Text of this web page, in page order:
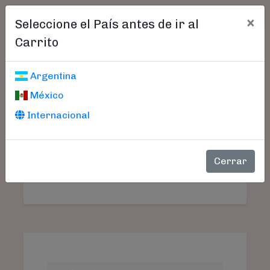
Seleccione el País antes de ir al
Carrito
×
Argentina
México
Internacional
Cerrar
Carrito De Compras
Aún no seleccionó libros.
CANTIDAD